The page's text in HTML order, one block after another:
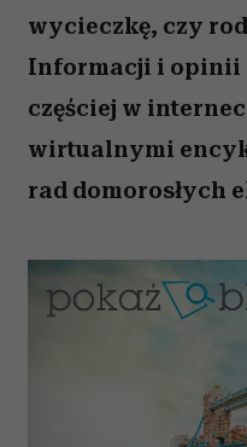
wycieczkę, czy
Informacji i opinii
częściej w
wirtualnymi
rad domorosłych